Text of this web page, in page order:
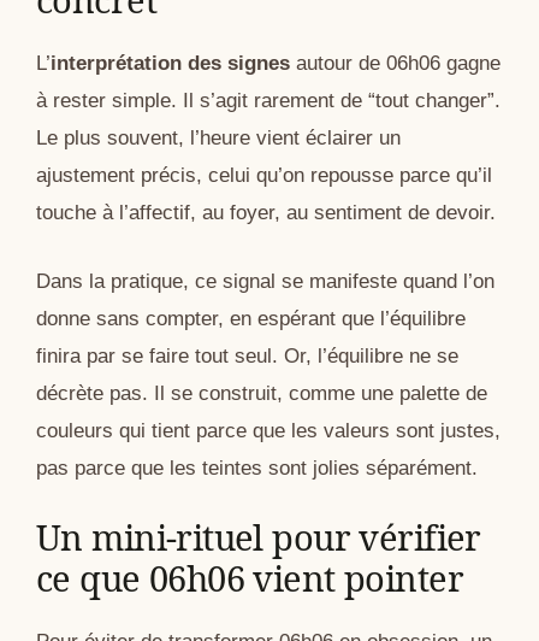
L’interprétation des signes autour de 06h06 gagne
à rester simple. Il s’agit rarement de “tout changer”.
Le plus souvent, l’heure vient éclairer un
ajustement précis, celui qu’on repousse parce qu’il
touche à l’affectif, au foyer, au sentiment de devoir.
Dans la pratique, ce signal se manifeste quand l’on
donne sans compter, en espérant que l’équilibre
finira par se faire tout seul. Or, l’équilibre ne se
décrète pas. Il se construit, comme une palette de
couleurs qui tient parce que les valeurs sont justes,
pas parce que les teintes sont jolies séparément.
Un mini-rituel pour vérifier
ce que 06h06 vient pointer